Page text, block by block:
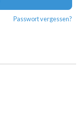
Passwort vergessen?